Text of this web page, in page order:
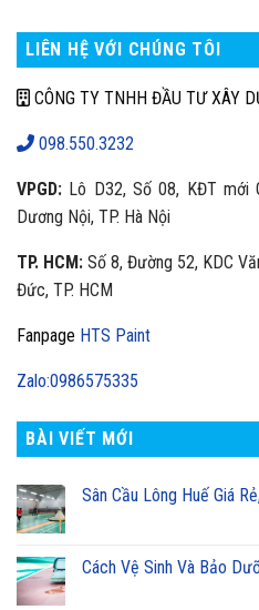
LIÊN HỆ VỚI CHÚNG TÔI
CÔNG TY TNHH ĐẦU TƯ XÂY
098.550.3232
VPGD: Lô D32, Số 08, KĐT mới
Dương Nội, TP. Hà Nội
TP. HCM: Số 8, Đường 52, KDC
Đức, TP. HCM
Fanpage HTS Paint
Zalo:0986575335
BÀI VIẾT MỚI
Sân Cầu Lông Huế Giá
Cách Vệ Sinh Và Bảo